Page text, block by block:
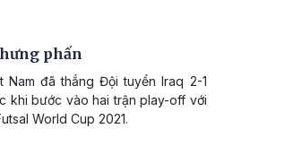
phấn
đã thắng Đội tuyển Iraq 2-1
khi bước vào hai trận play-off với
World Cup 2021.